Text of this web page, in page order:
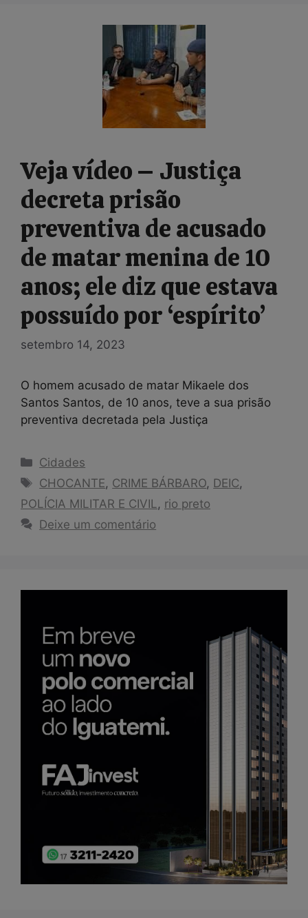
Veja vídeo – Justiça
decreta prisão
preventiva de acusado
de matar menina de 10
anos; ele diz que estava
possuído por ‘espírito’
setembro 14, 2023
O homem acusado de matar Mikaele dos
Santos Santos, de 10 anos, teve a sua prisão
preventiva decretada pela Justiça
Categorias
Cidades
Tags
CHOCANTE, CRIME BÁRBARO, DEIC,
POLÍCIA MILITAR E CIVIL , rio preto
Deixe um comentário